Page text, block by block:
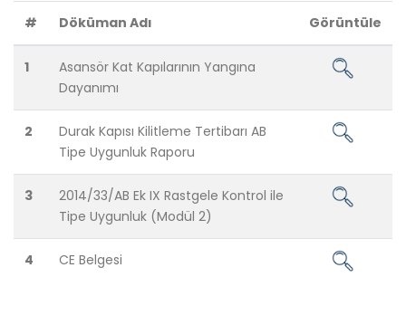
# Döküman Adı Görüntüle
1
Asansör Kat Kapılarının Yangına
Dayanımı
2
Durak Kapısı Kilitleme Tertibarı AB
Tipe Uygunluk Raporu
3
2014/33/AB Ek IX Rastgele Kontrol ile
Tipe Uygunluk (Modül 2)
4 CE Belgesi